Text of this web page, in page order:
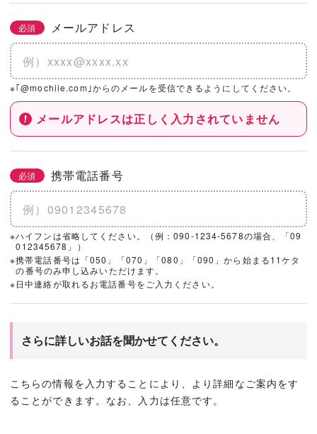
必須 メールアドレス
※｢@mochiie.com｣からのメールを受信できるようにしてください。
メールアドレスは正しく入力されていません
必須 携帯電話番号
※ハイフンは省略してください。（例：090-1234-5678の場合、「09
012345678」）
※携帯電話番号は「050」「070」「080」「090」から始まる11ケタ
の番号のみ申し込みいただけます。
※日中連絡が取れるお電話番号をご入力ください。
さらに詳しいお話を聞かせてください。
こちらの情報を入力することにより、より詳細なご案内をす
ることができます。なお、入力は任意です。